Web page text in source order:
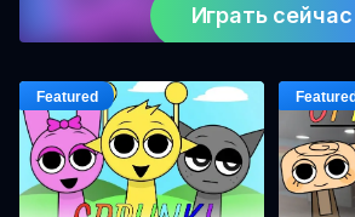
Играть сейчас